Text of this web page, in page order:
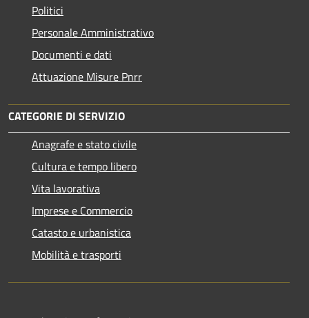
Politici
Personale Amministrativo
Documenti e dati
Attuazione Misure Pnrr
CATEGORIE DI SERVIZIO
Anagrafe e stato civile
Cultura e tempo libero
Vita lavorativa
Imprese e Commercio
Catasto e urbanistica
Mobilità e trasporti